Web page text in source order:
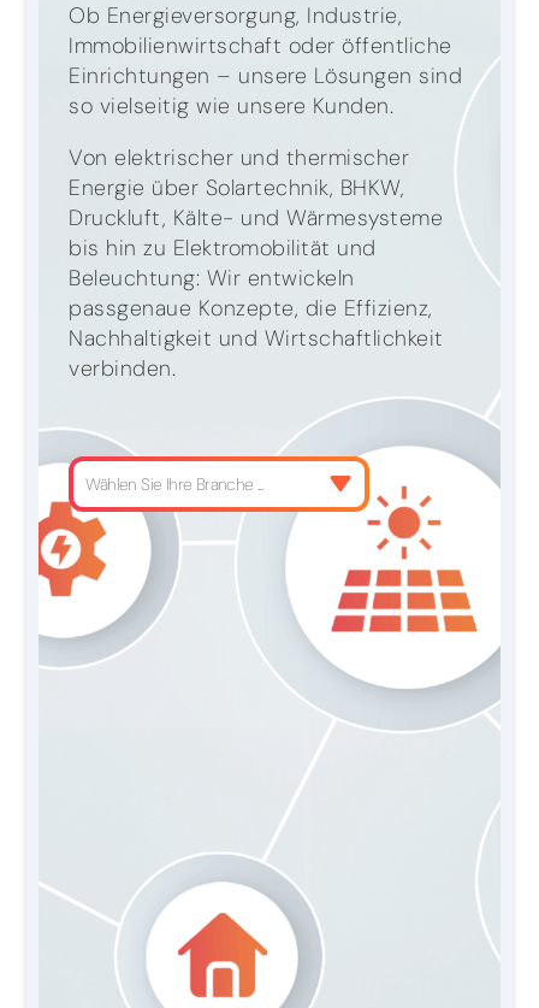
Ob Energieversorgung, Industrie,
Immobilienwirtschaft oder öffentliche
Einrichtungen – unsere Lösungen sind
so vielseitig wie unsere Kunden.
Von elektrischer und thermischer
Energie über Solartechnik, BHKW,
Druckluft, Kälte- und Wärmesysteme
bis hin zu Elektromobilität und
Beleuchtung: Wir entwickeln
passgenaue Konzepte, die Effizienz,
Nachhaltigkeit und Wirtschaftlichkeit
verbinden.
Wählen Sie Ihre Branche ...